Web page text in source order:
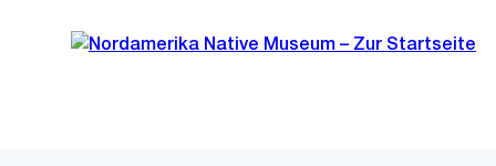
Navigation
Sprunglink